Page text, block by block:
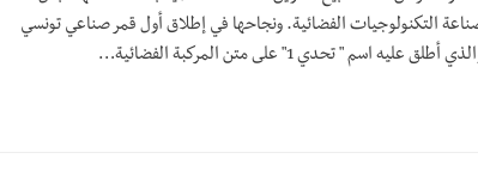
التكنولوجيات الفضائية. ونجاحها في إطلاق أول قمر صناعي تونسي
أطلق عليه اسم " تحدي 1" على متن المركبة الفضائية
…